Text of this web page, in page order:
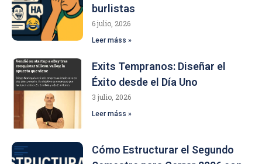
burlistas
6 julio, 2026
Leer máss »
Exits Tempranos: Diseñar el
Éxito desde el Día Uno
3 julio, 2026
Leer máss »
Cómo Estructurar el Segundo